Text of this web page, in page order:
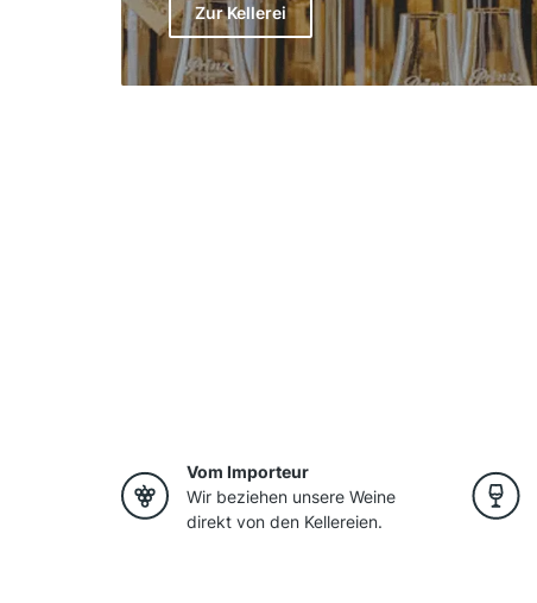
Zur Kellerei
Vom Importeur
Wir beziehen unsere Weine
direkt von den Kellereien.